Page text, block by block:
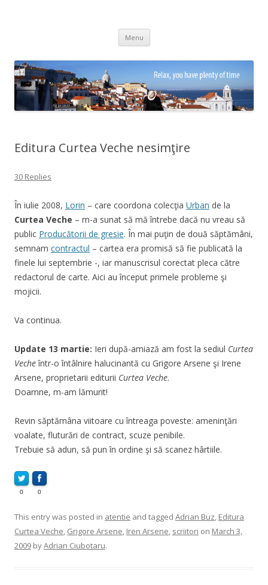
Menu Skip
content
Editura Curtea Veche nesimţire
30 Replies
În iulie 2008, Lorin – care coordona colecţia Urban de la
Curtea Veche – m-a sunat să mă întrebe dacă nu vreau să
public Producătorii de gresie. În mai puţin de două săptămâni,
semnam contractul – cartea era promisă să fie publicată la
finele lui septembrie -, iar manuscrisul corectat pleca către
redactorul de carte. Aici au început primele probleme şi
mojicii.
Va continua.
Update 13 martie: Ieri după-amiază am fost la sediul Curtea
Vecheîntr-o întâlnire halucinantă cu Grigore Arsene şi Irene
Arsene, proprietarii editurii Curtea Veche.
Doamne, m-am lămurit!
Revin săptămâna viitoare cu întreaga poveste: ameninţări
voalate, fluturări de contract, scuze penibile.
Trebuie să adun, să pun în ordine şi să scanez hârtiile.
0 0
This entry was posted in atentie and tagged Adrian Buz, Editura
Curtea Veche, Grigore Arsene, Iren Arsene, scriitori on March 3,
2009 byAdrian Ciubotaru.